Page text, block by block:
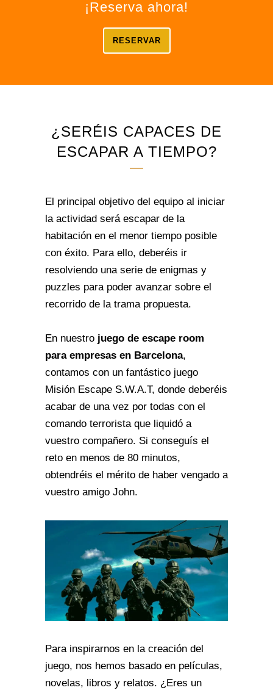
¡Reserva ahora!
RESERVAR
¿SERÉIS CAPACES DE
ESCAPAR A TIEMPO?
El principal objetivo del equipo al iniciar
la actividad será escapar de la
habitación en el menor tiempo posible
con éxito. Para ello, deberéis ir
resolviendo una serie de enigmas y
puzzles para poder avanzar sobre el
recorrido de la trama propuesta.
En nuestro juego de escape room
para empresas en Barcelona,
contamos con un fantástico juego
Misión Escape S.W.A.T, donde deberéis
acabar de una vez por todas con el
comando terrorista que liquidó a
vuestro compañero. Si conseguís el
reto en menos de 80 minutos,
obtendréis el mérito de haber vengado a
vuestro amigo John.
Para inspirarnos en la creación del
juego, nos hemos basado en películas,
novelas, libros y relatos. ¿Eres un